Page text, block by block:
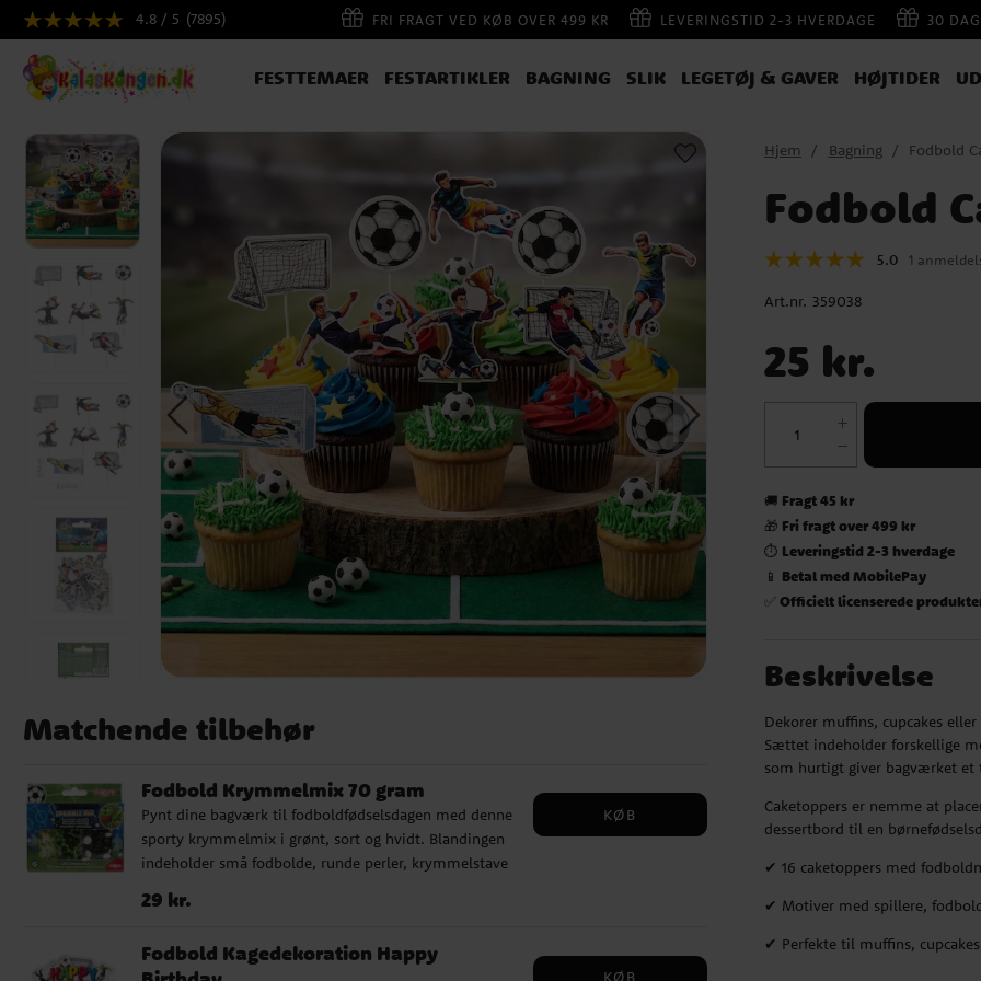
4.8 / 5 (7895) FRI FRAGT VED KØB OVER 499 KR LEVERINGSTID 2-3 HVERDAGE 30
FESTTEMAER FESTARTIKLER BAGNING SLIK LEGETØJ & GAVER HØJTIDER
Matchende tilbehør
Fodbold Krymmelmix 70 gram
Pynt dine bagværk til fodboldfødselsdagen med denne
sporty krymmelmix i grønt, sort og hvidt. Blandingen
indeholder små fodbolde, runde perler, krymmelstave
cupcakes, kager og tærter et tydeligt fodboldtema.
egne bagværk til en børnefødselsdag, fodboldfest eller
Pris :29 kr.
29 kr.
KØB
Fodbold Kagedekoration Happy
KØB
Hjem Bagning Fodbold
Fodbold
5.0 1
Art.nr. 359038
25 kr.
🚚 Fragt 45 kr
🎁 Fri fragt over 499 kr
⏱️ Leveringstid 2-3 hverdage
📱 Betal med MobilePay
✅Officielt licenserede
Beskrivelse
Dekorer muffins, cupcakes
Sættet indeholder forskellige
som hurtigt giver bagværket
Caketoppers er nemme at
dessertbord til en
✔ 16 caketoppers med
✔ Motiver med spillere,
✔ Perfekte til muffins,